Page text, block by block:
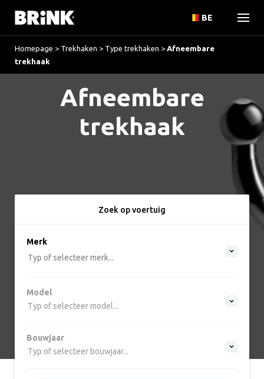
BE
Homepage > Trekhaken > Type trekhaken > Afneembare
trekhaak
Afneembare
trekhaak
Zoek op voertuig
option , selected.
Merk
Typ of selecteer merk...
Model
Typ of selecteer model...
Bouwjaar
Typ of selecteer bouwjaar...